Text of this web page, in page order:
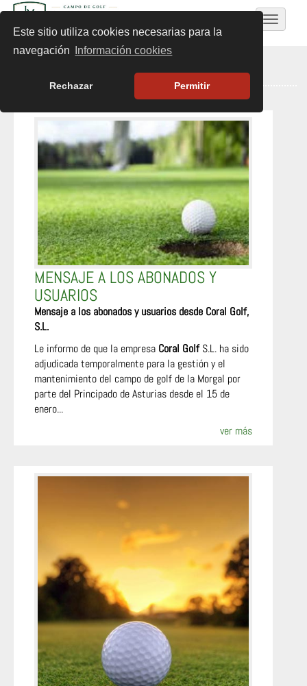
Este sitio utiliza cookies necesarias para la
navegación
Información cookies
Rechazar Permitir
Toggle
MENSAJE A LOS ABONADOS Y
USUARIOS
Mensaje a los abonados y usuarios desde Coral Golf,
S.L.
Le informo de que la empresa Coral GolfS.L. ha sido
adjudicada temporalmente para la gestión y el
mantenimiento del campo de golf de la Morgal por
parte del Principado de Asturias desde el 15 de
enero...
ver más